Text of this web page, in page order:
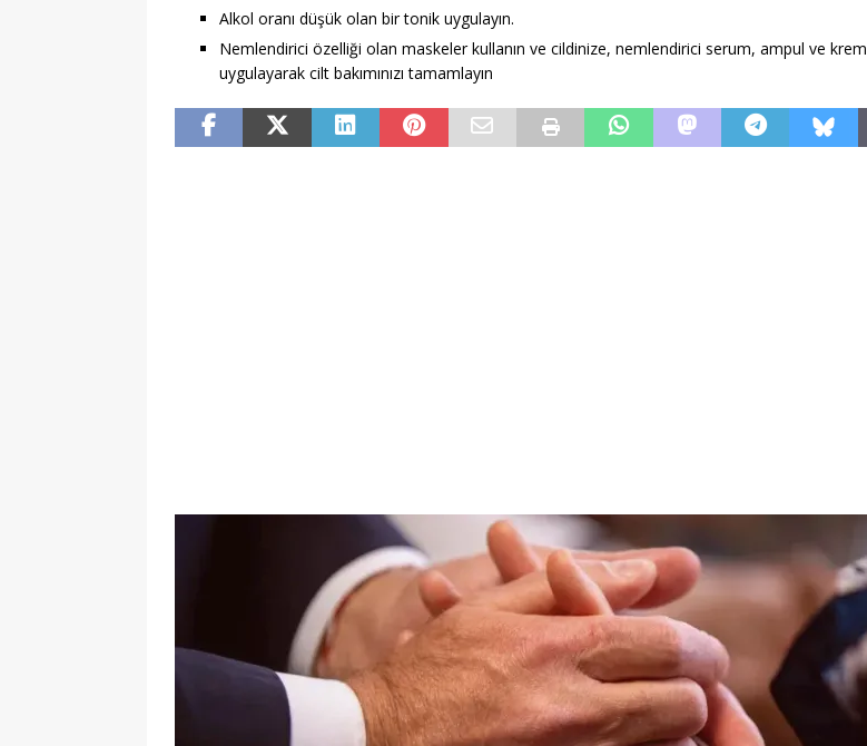
Alkol oranı düşük olan bir tonik uygulayın.
Nemlendirici özelliği olan maskeler kullanın ve cildinize, nemlendirici serum, ampul ve krem
uygulayarak cilt bakımınızı tamamlayın